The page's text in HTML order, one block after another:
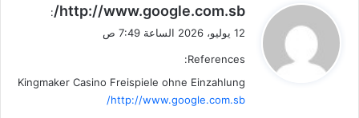
ي
ق
ل
http://www.google.com.sb/
:
12 يوليو، 2026 الساعة 7:49 ص
References:
Kingmaker Casino Freispiele ohne Einzahlung
http://www.google.com.sb/